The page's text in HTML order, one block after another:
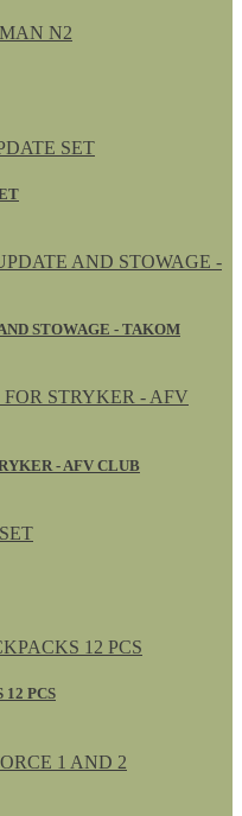
STOWAGE - TAKOM
- AFV CLUB
PCS